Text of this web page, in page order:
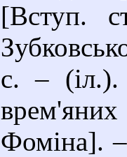
[Вступ.
с. –
Фоміна].